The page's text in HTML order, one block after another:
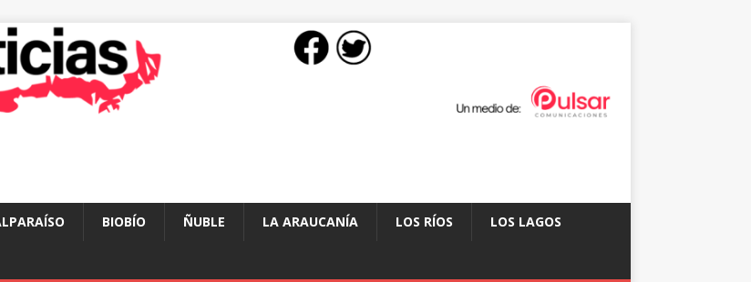
BIOBÍO ÑUBLE LA ARAUCANÍA LOS RÍOS LOS LAGOS